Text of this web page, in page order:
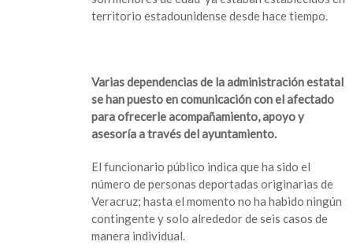
territorio estadounidense desde hace tiempo.
Varias dependencias de la administración estatal
se han puesto en comunicación con el afectado
para ofrecerle acompañamiento, apoyo y
asesoría a través del ayuntamiento.
El funcionario público indica que ha sido el
número de personas deportadas originarias de
Veracruz; hasta el momento no ha habido ningún
contingente y solo alrededor de seis casos de
manera individual.